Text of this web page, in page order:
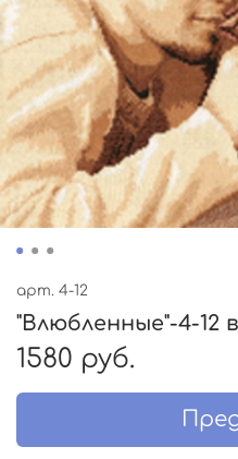
арт. 4-12
"Влюбленные"-4-12
1580 руб.